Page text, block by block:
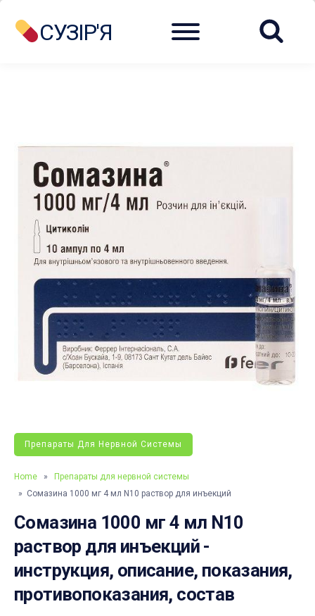
СУЗІР'Я Menu
Препараты Для Нервной Системы
Home »
Препараты для нервной системы
» Сомазина 1000 мг 4 мл N10 раствор для инъекций
Сомазина 1000 мг 4 мл N10
раствор для инъекций -
инструкция, описание, показания,
противопоказания, состав